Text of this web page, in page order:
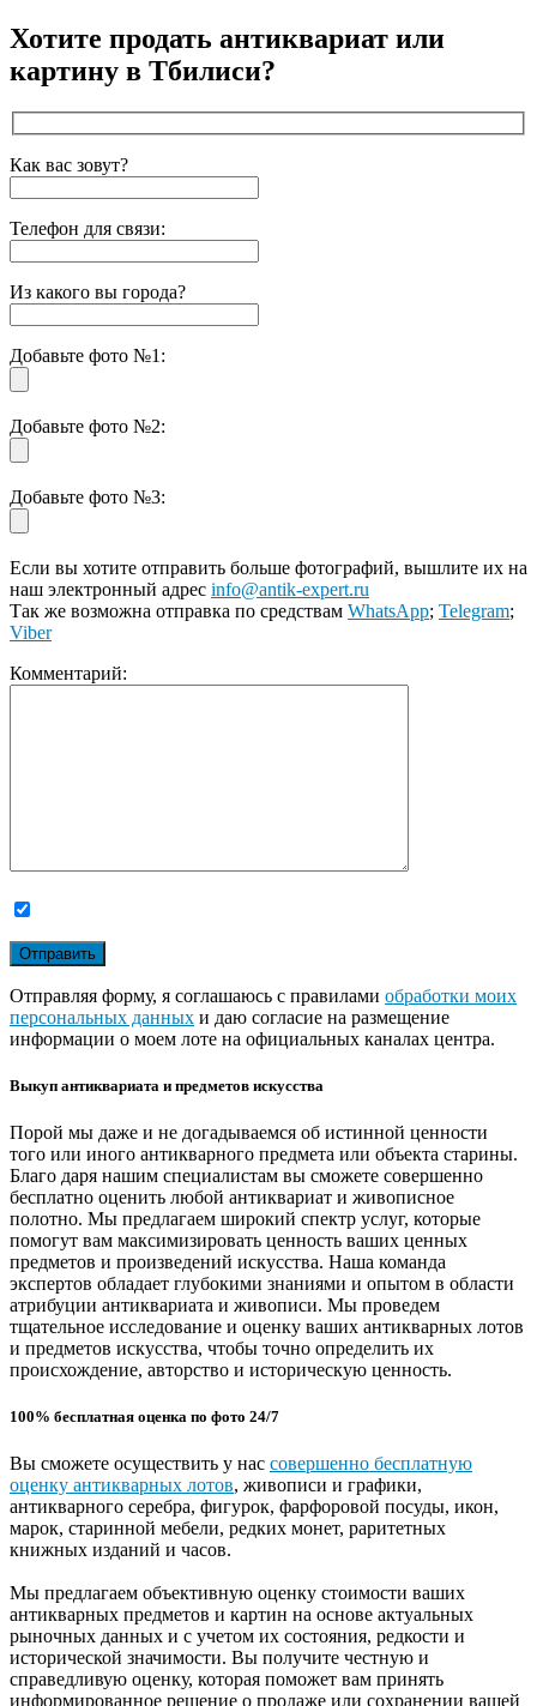
Хотите продать антиквариат или
картину в Тбилиси?
Как вас зовут?
Телефон для связи:
Из какого вы города?
Добавьте фото №1:
Добавьте фото №2:
Добавьте фото №3:
Если вы хотите отправить больше фотографий, вышлите их на
наш электронный адрес info@antik-expert.ru
Так же возможна отправка по средствам WhatsApp; Telegram;
Viber
Комментарий:
Отправляя форму, я соглашаюсь с правилами обработки моих
персональных данных и даю согласие на размещение
информации о моем лоте на официальных каналах центра.
Выкуп антиквариата и предметов искусства
Порой мы даже и не догадываемся об истинной ценности
того или иного антикварного предмета или объекта старины.
Благо даря нашим специалистам вы сможете совершенно
бесплатно оценить любой антиквариат и живописное
полотно. Мы предлагаем широкий спектр услуг, которые
помогут вам максимизировать ценность ваших ценных
предметов и произведений искусства. Наша команда
экспертов обладает глубокими знаниями и опытом в области
атрибуции антиквариата и живописи. Мы проведем
тщательное исследование и оценку ваших антикварных лотов
и предметов искусства, чтобы точно определить их
происхождение, авторство и историческую ценность.
100% бесплатная оценка по фото 24/7
Вы сможете осуществить у нас совершенно бесплатную
оценку антикварных лотов, живописи и графики,
антикварного серебра, фигурок, фарфоровой посуды, икон,
марок, старинной мебели, редких монет, раритетных
книжных изданий и часов.
Мы предлагаем объективную оценку стоимости ваших
антикварных предметов и картин на основе актуальных
рыночных данных и с учетом их состояния, редкости и
исторической значимости. Вы получите честную и
справедливую оценку, которая поможет вам принять
информированное решение о продаже или сохранении вашей